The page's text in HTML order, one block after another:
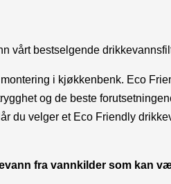
vårt bestselgende
i kjøkkenbenk. Eco
og de beste
du velger et Eco Friendly
fra vannkilder som kan